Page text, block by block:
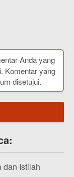
Anda yang
Komentar yang
disetujui.
dan Istilah